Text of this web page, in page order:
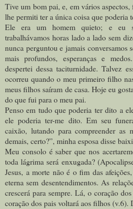
Tive um bom pai, e, em vários
lhe permiti ter a única coisa que poderia
Ele era um homem quieto; e eu
trabalhávamos horas lado a lado sem
nunca perguntou e jamais conversamos
mais profundos, esperanças e medos.
despertei dessa taciturnidade. Talvez
ocorreu quando o meu primeiro filho
meus filhos saíram de casa. Hoje eu
do que fui para o meu pai.
Penso em tudo que poderia ter dito a
ele poderia ter-me dito. Em seu
caixão, lutando para compreender as
demais, certo?”, minha esposa disse
Meu consolo é saber que nos
toda lágrima será enxugada?
Jesus, a morte não é o fim das
eterna sem desentendimentos. As
crescerá para sempre. Lá, o coração
coração dos pais voltará aos filhos